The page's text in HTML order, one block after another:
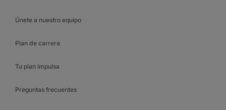
Únete a nuestro equipo
Plan de carrera
Tu plan impulsa
Preguntas frecuentes